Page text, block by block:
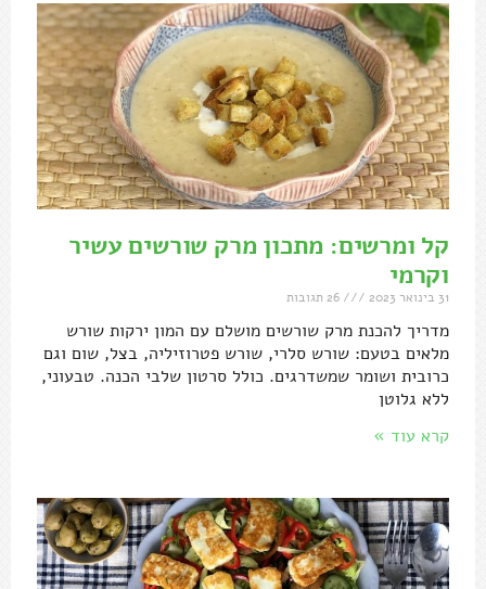
קל ומרשים: מתכון מרק שורשים עשיר
וקרמי
31 בינואר 2023
מדריך להכנת מרק שורשים מושלם עם המון ירקות שורש
מלאים בטעם: שורש סלרי, שורש פטרוזיליה, בצל, שום וגם
כרובית ושומר שמשדרגים. כולל סרטון שלבי הכנה. טבעוני,
ללא גלוטן
קרא עוד »